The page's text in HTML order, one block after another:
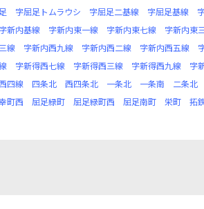
字屈足トムラウシ 字屈足二基線 字屈足基線
字新内基線 字新内東一線 字新内東七線 字新内東
線 字新内西九線 字新内西二線 字新内西五線
字新得西七線 字新得西三線 字新得西九線 字
四線 四条北 西四条北 一条北 一条南 二条北
町西 屈足緑町 屈足緑町西 屈足南町 栄町 拓